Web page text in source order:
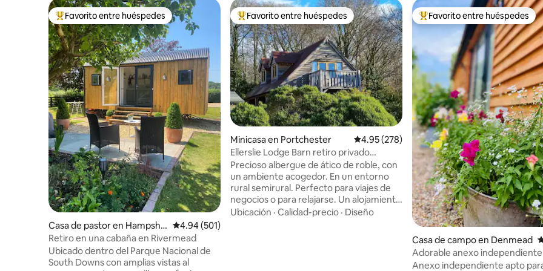
Favorito entre huéspedes preferido
Favorito entre huéspedes
Casa de pastor en Hampshir
e
Calificación promedio: 4.94 de 5, 501 reseñas
4.94 (501)
Retiro en una cabaña en Rivermead
Ubicado dentro del Parque Nacional de
South Downs con amplias vistas al
Favorito entre huéspedes preferido
Favorito entre huéspedes
Minicasa en Portchester Calificación promedio: 4.95 de 5, 278 reseñas
4.95 (278)
Ellerslie Lodge Barn retiro privado
Portchester
Precioso albergue de ático de roble, con
un ambiente acogedor. En un entorno
rural semirural. Perfecto para viajes de
negocios o para relajarse. Un alojamiento
privado independiente con cocina
Ubicación · Calidad-precio · Diseño
Favorito entre huéspedes
Favorito entre huéspedes
Casa de campo en Denmead
Adorable anexo independiente
dormitorio con jacuzzi
Anexo independiente apto